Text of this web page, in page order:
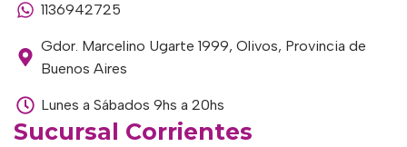
1136942725
Gdor. Marcelino Ugarte 1999, Olivos, Provincia de
Buenos Aires
Lunes a Sábados 9hs a 20hs
Sucursal Corrientes